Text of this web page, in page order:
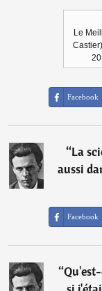
Le
Facebook
“La
aussi
Facebook
“